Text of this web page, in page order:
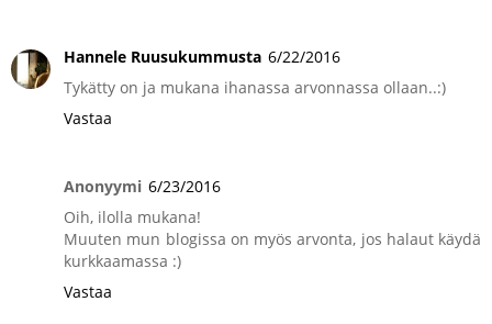
Hannele Ruusukummusta 6/22/2016
Tykätty on ja mukana ihanassa arvonnassa ollaan..:)
Vastaa
Anonyymi 6/23/2016
Oih, ilolla mukana!
Muuten mun blogissa on myös arvonta, jos halaut käydä
kurkkaamassa :)
Vastaa